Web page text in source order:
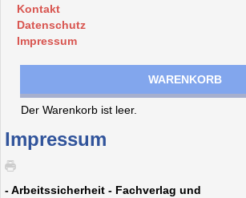
Kontakt
Datenschutz
Impressum
WARENKORB
Der Warenkorb ist leer.
Impressum
- Arbeitssicherheit - Fachverlag und